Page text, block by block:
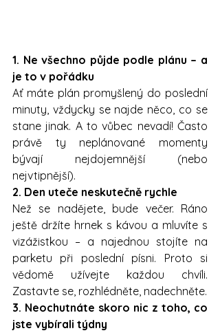
1. Ne všechno půjde podle plánu – a
je to v pořádku
Ať máte plán promyšlený do poslední
minuty, vždycky se najde něco, co se
stane jinak. A to vůbec nevadí! Často
právě ty neplánované momenty
bývají nejdojemnější (nebo
nejvtipnější).
2. Den uteče neskutečně rychle
Než se nadějete, bude večer. Ráno
ještě držíte hrnek s kávou a mluvíte s
vizážistkou – a najednou stojíte na
parketu při poslední písni. Proto si
vědomě užívejte každou chvíli.
Zastavte se, rozhlédněte, nadechněte.
3. Neochutnáte skoro nic z toho, co
jste vybírali týdny